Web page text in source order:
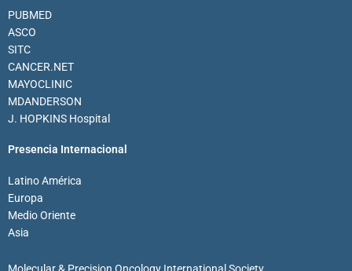
PUBMED
ASCO
SITC
CANCER.NET
MAYOCLINIC
MDANDERSON
J. HOPKINS Hospital
Presencia Internacional
Latino América
Europa
Medio Oriente
Asia
Molecular & Precision Oncology International Society